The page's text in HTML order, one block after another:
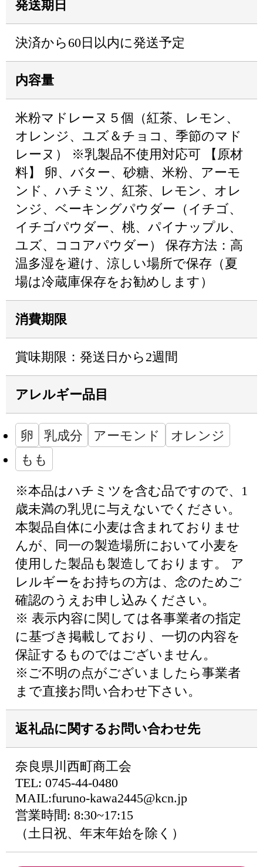
発送期日
決済から60日以内に発送予定
内容量
米粉マドレーヌ５個（紅茶、レモン、
オレンジ、ユズ＆チョコ、季節のマド
レーヌ） ※乳製品不使用対応可 【原材
料】 卵、バター、砂糖、米粉、アーモ
ンド、ハチミツ、紅茶、レモン、オレ
ンジ、ベーキングパウダー（イチゴ、
イチゴパウダー、桃、パイナップル、
ユズ、ココアパウダー） 保存方法：高
温多湿を避け、涼しい場所で保存（夏
場は冷蔵庫保存をお勧めします）
消費期限
賞味期限：発送日から2週間
アレルギー品目
卵 乳成分 アーモンド
オレンジ
もも
※本品はハチミツを含む品ですので、1
歳未満の乳児に与えないでください。
本製品自体に小麦は含まれておりませ
んが、同一の製造場所において小麦を
使用した製品も製造しております。 ア
レルギーをお持ちの方は、念のためご
確認のうえお申し込みください。
※ 表示内容に関しては各事業者の指定
に基づき掲載しており、一切の内容を
保証するものではございません。
※ご不明の点がございましたら事業者
まで直接お問い合わせ下さい。
返礼品に関するお問い合わせ先
奈良県川西町商工会
TEL: 0745-44-0480
MAIL:furuno-kawa2445@kcn.jp
営業時間: 8:30~17:15
（土日祝、年末年始を除く）